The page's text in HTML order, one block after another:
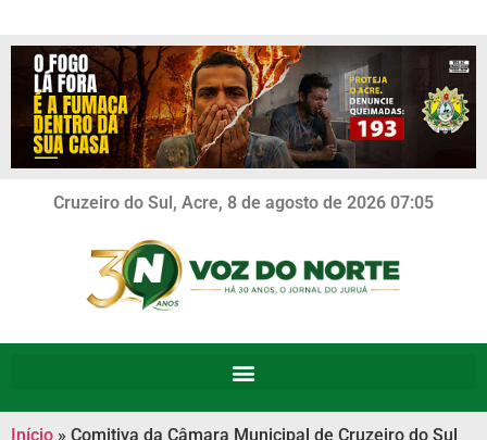
Cruzeiro do Sul, Acre, 8 de agosto de 2026 07:05
Início » Comitiva da Câmara Municipal de Cruzeiro do Sul